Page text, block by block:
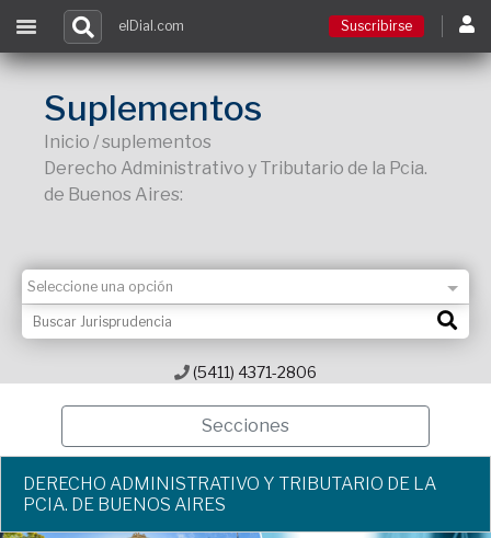
Ingresar
elDial.com Suscribirse
Suplementos
Inicio / suplementos
Derecho Administrativo y Tributario de la Pcia.
de Buenos Aires:
(5411) 4371-2806
Secciones
DERECHO ADMINISTRATIVO Y TRIBUTARIO DE LA
PCIA. DE BUENOS AIRES